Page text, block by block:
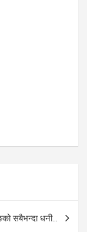
सबैभन्दा धनी…